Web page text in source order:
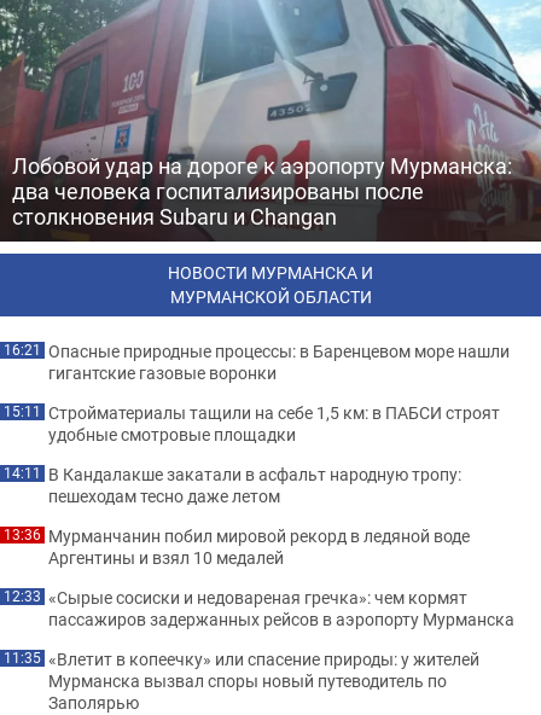
Лобовой удар на дороге к аэропорту Мурманска:
два человека госпитализированы после
столкновения Subaru и Changan
НОВОСТИ МУРМАНСКА И
МУРМАНСКОЙ ОБЛАСТИ
16:21 Опасные природные процессы: в Баренцевом море нашли
гигантские газовые воронки
15:11 Стройматериалы тащили на себе 1,5 км: в ПАБСИ строят
удобные смотровые площадки
14:11 В Кандалакше закатали в асфальт народную тропу:
пешеходам тесно даже летом
13:36 Мурманчанин побил мировой рекорд в ледяной воде
Аргентины и взял 10 медалей
12:33 «Сырые сосиски и недовареная гречка»: чем кормят
пассажиров задержанных рейсов в аэропорту Мурманска
11:35 «Влетит в копеечку» или спасение природы: у жителей
Мурманска вызвал споры новый путеводитель по
Заполярью